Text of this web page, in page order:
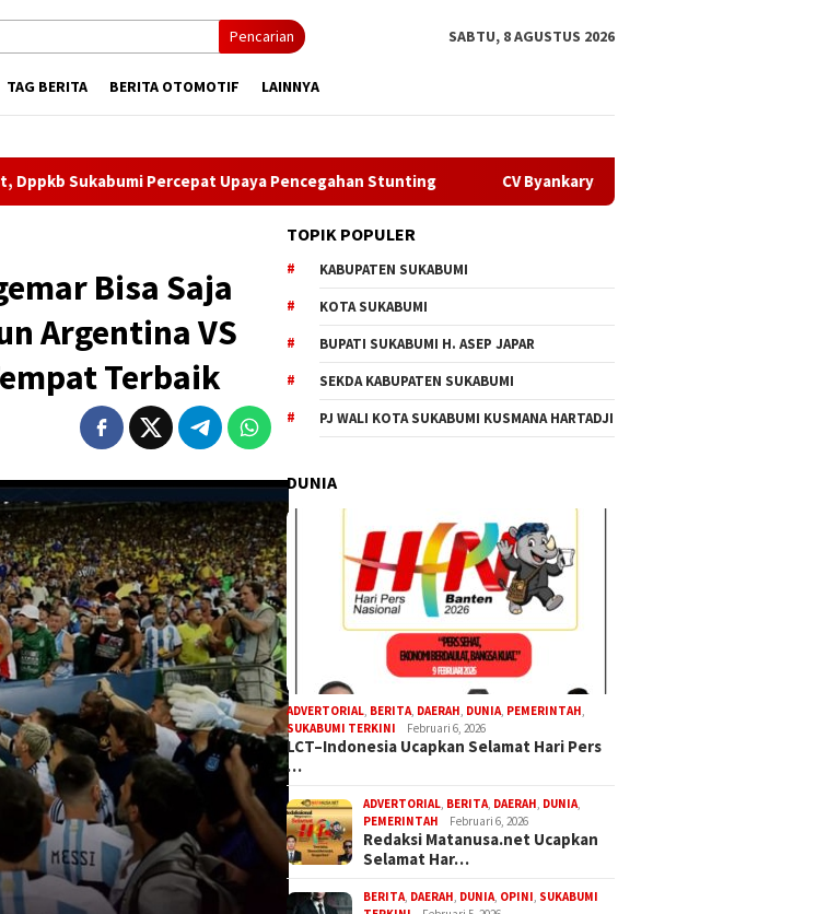
Pencarian SABTU, 8 AGUSTUS 2026
TAG BERITA BERITA OTOMOTIF LAINNYA
Percepat Upaya Pencegahan Stunting CV Byankarya Pastikan Perbaikan Jalan
Bisa Saja
Argentina VS
Terbaik
TOPIK POPULER
KABUPATEN SUKABUMI
KOTA SUKABUMI
BUPATI SUKABUMI H. ASEP JAPAR
SEKDA KABUPATEN SUKABUMI
PJ WALI KOTA SUKABUMI KUSMANA HARTADJI
DUNIA
ADVERTORIAL BERITA DAERAH DUNIA PEMERINTAH
SUKABUMI TERKINI
Februari 6, 2026
LCT–Indonesia Ucapkan Selamat Hari Pers
…
ADVERTORIAL BERITA DAERAH DUNIA
PEMERINTAH
Februari 6, 2026
Redaksi Matanusa.net Ucapkan
Selamat Har…
BERITA DAERAH DUNIA OPINI SUKABUMI